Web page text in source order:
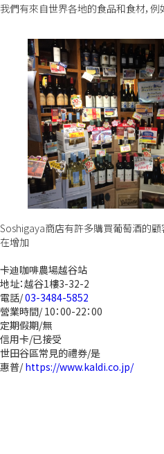
我們有來自世界各地的食品和食材，例
Soshigaya商店有許多購買葡萄酒的顧
在增加
卡迪咖啡農場越谷站
地址：越谷1樓3-32-2
電話/03-3484-5852
營業時間/ 10：00-22：00
定期假期/無
信用卡/已接受
世田谷區常見的禮券/是
惠普/https://www.kaldi.co.jp/